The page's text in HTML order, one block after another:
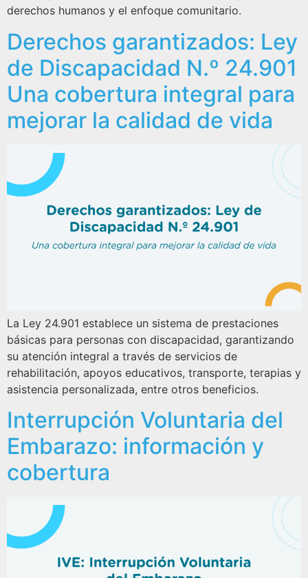
derechos humanos y el enfoque comunitario.
Derechos garantizados: Ley
de Discapacidad N.º 24.901
Una cobertura integral para
mejorar la calidad de vida
La Ley 24.901 establece un sistema de prestaciones
básicas para personas con discapacidad, garantizando
su atención integral a través de servicios de
rehabilitación, apoyos educativos, transporte, terapias y
asistencia personalizada, entre otros beneficios.
Interrupción Voluntaria del
Embarazo: información y
cobertura